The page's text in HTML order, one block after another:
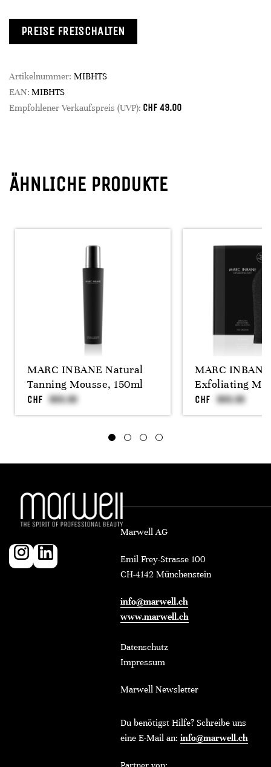
PREISE FREISCHALTEN
Artikelnummer: MIBHTS
EAN: MIBHTS
Empfohlener Verkaufspreis (UVP): CHF 49.00
ÄHNLICHE PRODUKTE
MARC INBANE Natural
Tanning Mousse, 150ml
CHF
MARC
Exfoliating
CHF
Marwell AG
Emil Frey-Strasse 100
CH-4142 Münchenstein
info@marwell.ch
www.marwell.ch
Datenschutz
Impressum
Marwell Newsletter
Du benötigst Hilfe? Schreibe uns
eine E-Mail an: info@marwell.ch